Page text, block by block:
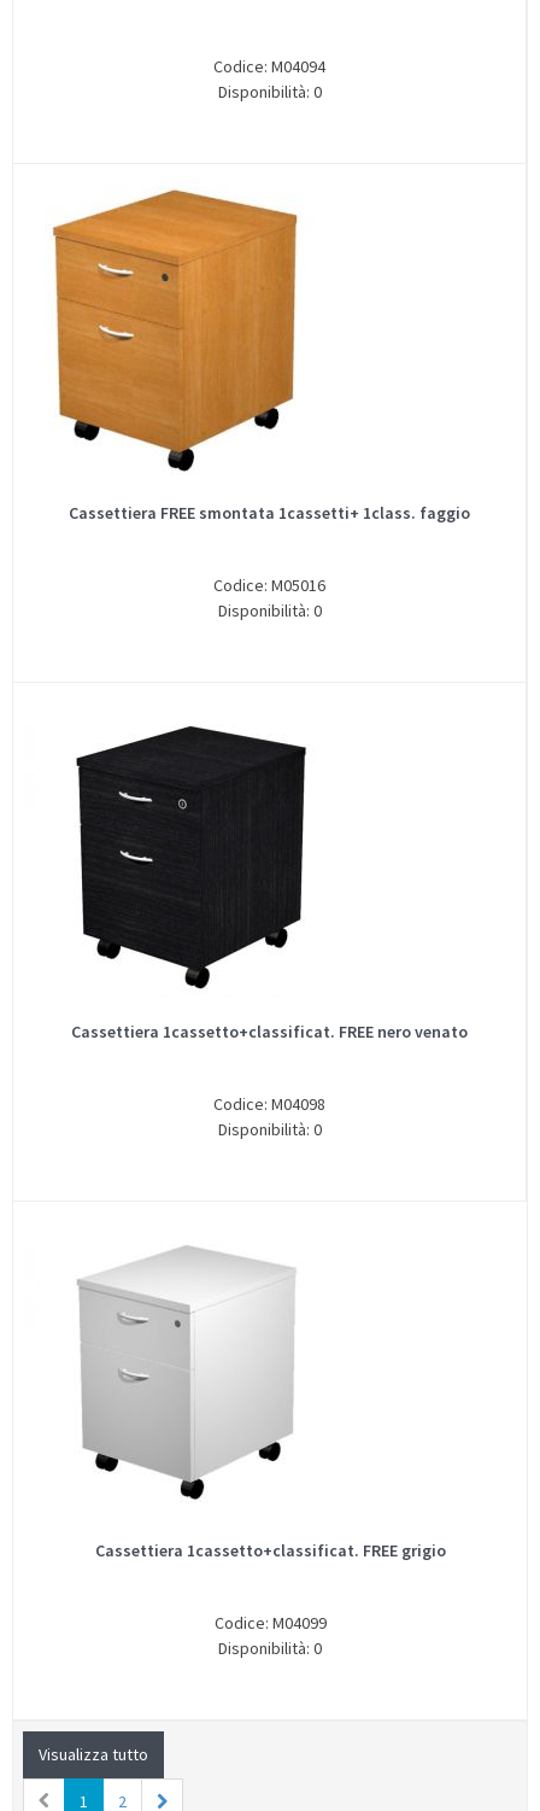
Codice: M04094
Disponibilità: 0
Cassettiera FREE smontata 1cassetti+ 1class. faggio
Codice: M05016
Disponibilità: 0
Cassettiera 1cassetto+classificat. FREE nero venato
Codice: M04098
Disponibilità: 0
Cassettiera 1cassetto+classificat. FREE grigio
Codice: M04099
Disponibilità: 0
Visualizza tutto
1 2